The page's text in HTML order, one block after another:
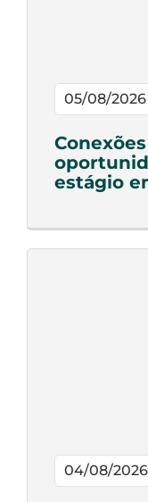
05/08/2026
estágio
04/08/2026